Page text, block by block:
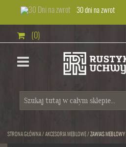
30 dni na zwrot
(0)
STRONA GŁÓWNA/ AKCESORIA MEBLOWE/ ZAWIAS